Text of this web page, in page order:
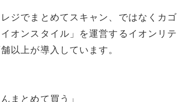
ジでまとめてスキャン、ではなくカゴ
オンスタイル」を運営するイオンリテ
以上が導入しています。
まとめて買う」